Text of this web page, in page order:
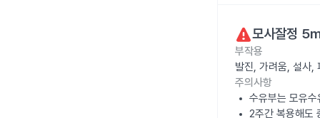
모사잘정
부작용
발진, 가려움, 설사,
주의사항
수유부는 모유
2주간 복용해도